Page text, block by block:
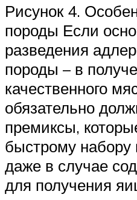
Рисунок 4.
породы Если
разведения
породы – в
качественного
обязательно
премиксы,
быстрому набору
даже в случае
для получения